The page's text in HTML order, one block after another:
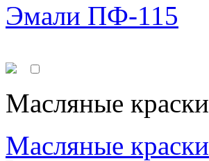
Эмали ПФ-115
Масляные краски
Масляные краски